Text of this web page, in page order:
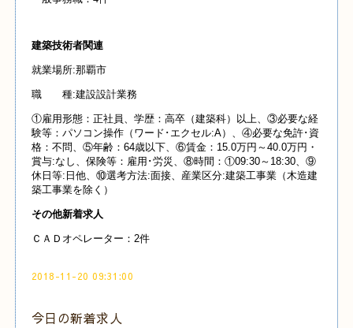
建築技術者関連
就業場所:那覇市
職 種:建設設計業務
①雇用形態：正社員、学歴：高卒（建築科）以上、③必要な経
験等：パソコン操作（ワード･エクセル:A）、④必要な免許･資
格：不問、⑤年齢：64歳以下、⑥賃金：15.0万円～40.0万円・
賞与:なし、保険等：雇用･労災、⑧時間：①09:30～18:30、⑨
休日等:日他、⑩選考方法:面接、産業区分:建築工事業（木造建
築工事業を除く）
その他新着求人
ＣＡＤオペレーター：2件
2018-11-20 09:31:00
今日の新着求人